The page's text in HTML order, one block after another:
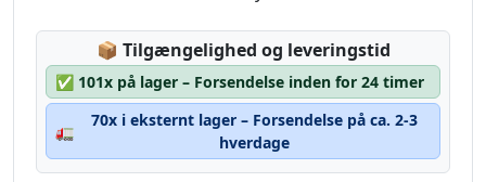
📦 Lagerstatus:
Tilgængelighed og leveringstid
✅ 101x på lager – Forsendelse inden for 24 timer
🚛
70x i eksternt lager – Forsendelse på ca. 2-3
hverdage